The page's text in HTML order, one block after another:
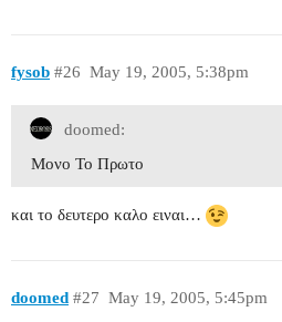
fysob May 19, 2005, 5:38pm
#26
doomed:
Μονο Το Πρωτο
και το δευτερο καλο ειναι…
doomed May 19, 2005, 5:45pm
#27